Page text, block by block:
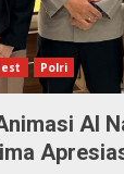
Polri
AI